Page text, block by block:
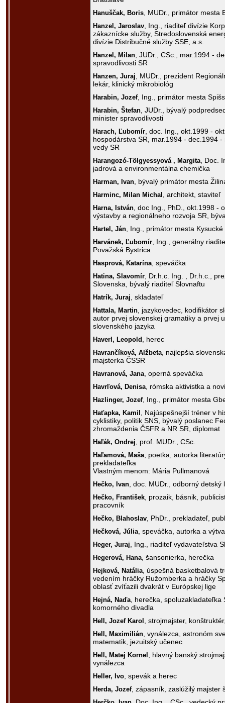
Hanuščak, Boris , MUDr., primátor mesta
Hanzel, Jaroslav , Ing., riaditeľ divízie
zákaznícke služby, Stredoslovenská
divízie Distribučné služby SSE, a.s.
Hanzel, Milan , JUDr., CSc., mar.1994 -
spravodlivosti SR
Hanzen, Juraj , MUDr., prezident
lekár, klinický mikrobiológ
Harabin, Jozef, Ing., primátor mesta
Harabin, Štefan , JUDr., bývalý
minister spravodlivosti
Harach, Ľubomír , doc. Ing., okt.1999 -
hospodárstva SR, mar.1994 - dec.1994
vedy SR
Harangozó-Tölgyessyová , Margita , Doc.
jadrová a environmentálna chemička
Harman, Ivan , bývalý primátor mesta
Harminc, Milan Michal , architekt, staviteľ
Harna, István , doc Ing., PhD., okt.1998 -
výstavby a regionálneho rozvoja SR,
Hartel, Ján , Ing., primátor mesta
Harvánek, Ľubomír , Ing., generálny
Považská Bystrica
Hasprová, Katarína , speváčka
Hatina, Slavomír , Dr.h.c. Ing. , Dr.h.c.,
Slovenska, bývalý riaditeľ Slovnaftu
Hatrík, Juraj , skladateľ
Hattala, Martin , jazykovedec, kodifikátor
autor prvej slovenskej gramatiky a prvej
slovenského jazyka
Haverl, Leopold , herec
Havrančíková, Alžbeta , najlepšia
majsterka ČSSR
Havranová, Jana , operná speváčka
Havrľová, Denisa , rómska aktivistka a
Hazlinger, Jozef, Ing., primátor mesta
Haťapka, Kamil
, Najúspešnejší tréner v
cyklistiky, politik SNS, bývalý poslanec
zhromaždenia ČSFR a NR SR, diplomat
Haľák, Ondrej , prof. MUDr., CSc.
Haľamová, Maša , poetka, autorka
prekladateľka
Vlastným menom: Mária Pullmanová
Hečko, Ivan , doc. MUDr., odborný detský
Hečko, František , prozaik, básnik,
pracovník
Hečko, Blahoslav , PhDr., prekladateľ,
Hečková, Júlia , speváčka, autorka a
Heger, Juraj , Ing., riaditeľ vydavateľstva
Hegerová, Hana , šansonierka, herečka
Hejková, Natália , úspešná basketbalová
vedením hráčky Ružomberka a hráčky
oblasť zvíťazili dvakrát v Európskej lige
Hejná, Naďa , herečka, spoluzakladateľka
komorného divadla
Hell, Jozef Karol , strojmajster,
Hell, Maximilián , vynálezca, astronóm
matematik, jezuitský učenec
Hell, Matej Kornel
, hlavný banský
vynálezca
Heller, Ivo , spevák a herec
Herda, Jozef, zápasník, zaslúžilý majster